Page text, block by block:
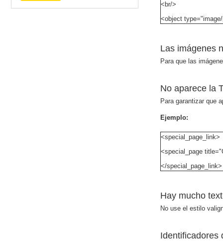
<br/>
<object
Las imágenes
Para que las
No aparece la
Para garantizar que
Ejemplo:
<special_page_link>
<special_page
</special_page_link>
Hay mucho
No use el estilo
Identificadores